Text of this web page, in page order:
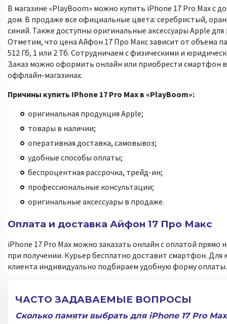
В магазине «PlayBoom» можно купить iPhone 17 Pro Max с
дом. В продаже все официальные цвета: серебристый,
синий. Также доступны оригинальные аксессуары Apple
Отметим, что цена Айфон 17 Про Макс зависит от объема
512 Гб, 1 или 2 Тб. Сотрудничаем с физическими и
Заказ можно оформить онлайн или приобрести смартфон
оффлайн-магазинах.
Причины купить IPhone 17 Pro Max в «PlayBoom»:
оригинальная продукция Apple;
товары в наличии;
оперативная доставка, самовывоз;
удобные способы оплаты;
беспроцентная рассрочка, трейд-ин;
профессиональные консультации;
оригинальные аксессуары в продаже.
Оплата и доставка Айфон 17 Про Макс
iPhone 17 Pro Max можно заказать онлайн с оплатой прямо
при получении. Курьер бесплатно доставит смартфон. Для
клиента индивидуально подбираем удобную форму оплаты.
ЧАСТО ЗАДАВАЕМЫЕ ВОПРОСЫ
Сколько памяти выбрать для iPhone 17 Pro